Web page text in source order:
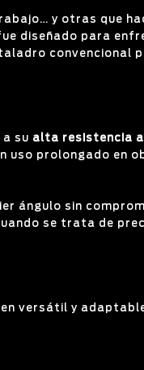
y otras que
diseñado para
convencional
su alta resistencia
uso prolongado en
ángulo sin
se trata de
versátil y